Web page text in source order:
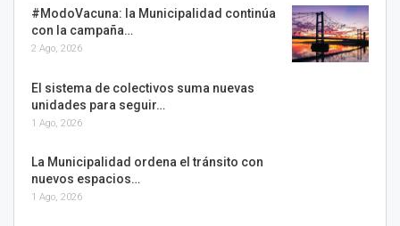
#ModoVacuna: la Municipalidad continúa
con la campaña…
2 Ago, 2026
El sistema de colectivos suma nuevas
unidades para seguir…
1 Ago, 2026
La Municipalidad ordena el tránsito con
nuevos espacios…
1 Ago, 2026